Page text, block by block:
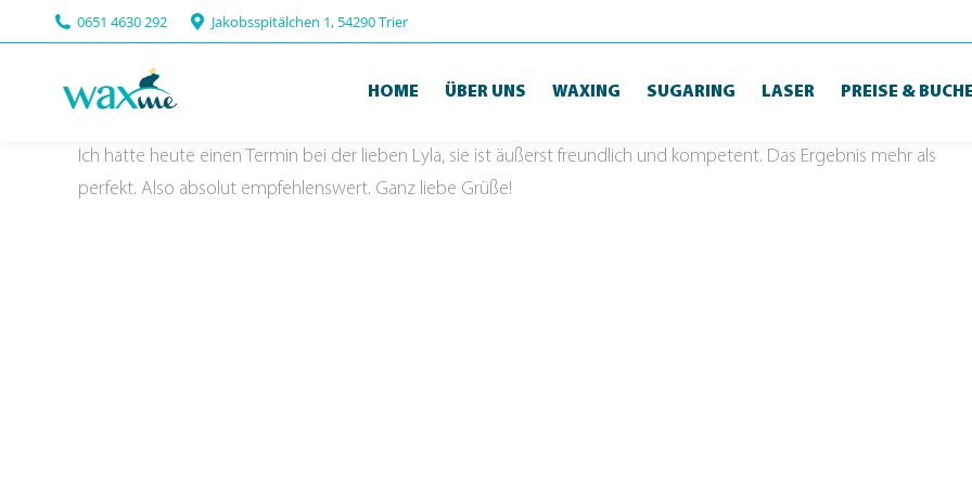
0651 4630 292 Jakobsspitälchen 1, 54290 Trier
HOME ÜBER UNS WAXING SUGARING LASER PREISE &
Ich hatte heute einen Termin bei der lieben Lyla, sie ist äußerst freundlich und kompetent. Das Ergebnis mehr als
perfekt. Also absolut empfehlenswert. Ganz liebe Grüße!